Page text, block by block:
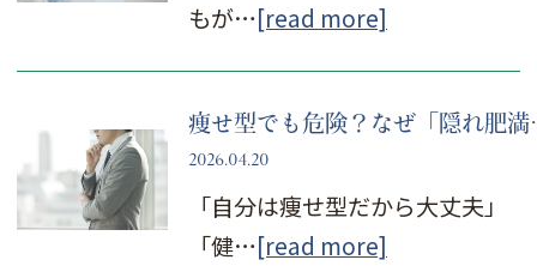
もが…[read more]
痩せ型でも
2026.04.20
「自分は痩せ型だから大丈夫」
「健…[read more]